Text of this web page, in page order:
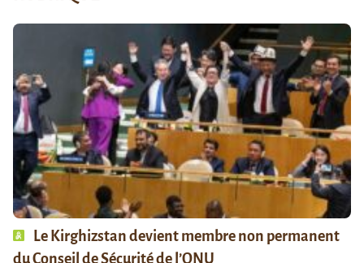
Le Kirghizstan devient membre non permanent
du Conseil de Sécurité de l’ONU